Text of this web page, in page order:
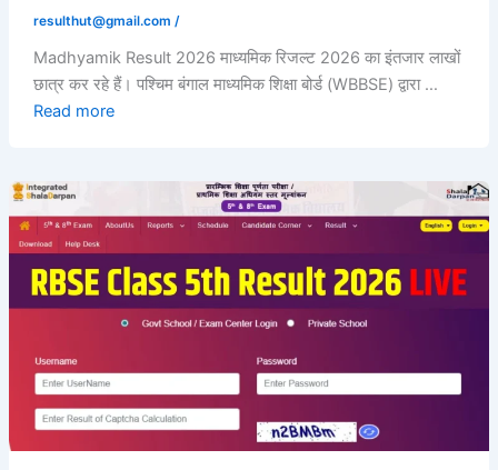
resulthut@gmail.com /
Madhyamik Result 2026 माध्यमिक रिजल्ट 2026 का इंतजार लाखों
छात्र कर रहे हैं। पश्चिम बंगाल माध्यमिक शिक्षा बोर्ड (WBBSE) द्वारा …
Read more